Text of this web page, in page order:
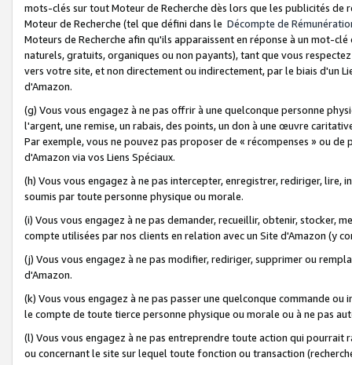
mots-clés sur tout Moteur de Recherche dès lors que les publicités de
Moteur de Recherche (tel que défini dans le Décompte de
Moteurs de Recherche afin qu'ils apparaissent en réponse à un mot-
naturels, gratuits, organiques ou non payants), tant que vous
vers votre site, et non directement ou indirectement, par le biais d'un
d'Amazon.
(g) Vous vous engagez à ne pas offrir à une quelconque personne
l'argent, une remise, un rabais, des points, un don à une œuvre
Par exemple, vous ne pouvez pas proposer de « récompenses » ou
d'Amazon via vos Liens Spéciaux.
(h) Vous vous engagez à ne pas intercepter, enregistrer, rediriger,
soumis par toute personne physique ou morale.
(i) Vous vous engagez à ne pas demander, recueillir, obtenir, stocker,
compte utilisées par nos clients en relation avec un Site d'Amazon (y
(j) Vous vous engagez à ne pas modifier, rediriger, supprimer ou
d'Amazon.
(k) Vous vous engagez à ne pas passer une quelconque commande
le compte de toute tierce personne physique ou morale ou à ne pas
(l) Vous vous engagez à ne pas entreprendre toute action qui
ou concernant le site sur lequel toute fonction ou transaction